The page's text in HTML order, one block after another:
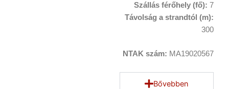
Szállás férőhely (fő): 7
Távolság a strandtól (m):
300
NTAK szám: MA19020567
Bővebben